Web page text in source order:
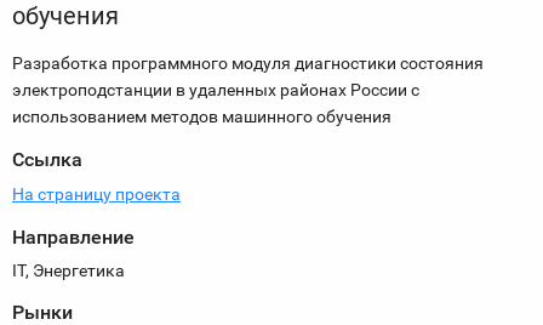
обучения
Разработка программного модуля диагностики состояния
электроподстанции в удаленных районах России с
использованием методов машинного обучения
Ссылка
На страницу проекта
Направление
IT, Энергетика
Рынки